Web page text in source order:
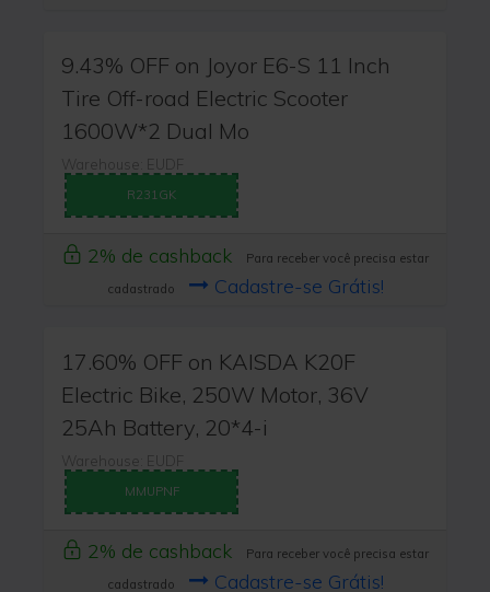
9.43% OFF on Joyor E6-S 11 Inch
Tire Off-road Electric Scooter
1600W*2 Dual Mo
Warehouse: EUDF
R231GK
2% de cashback
Para receber você precisa estar
cadastrado
Cadastre-se Grátis!
17.60% OFF on KAISDA K20F
Electric Bike, 250W Motor, 36V
25Ah Battery, 20*4-i
Warehouse: EUDF
MMUPNF
2% de cashback
Para receber você precisa estar
cadastrado
Cadastre-se Grátis!